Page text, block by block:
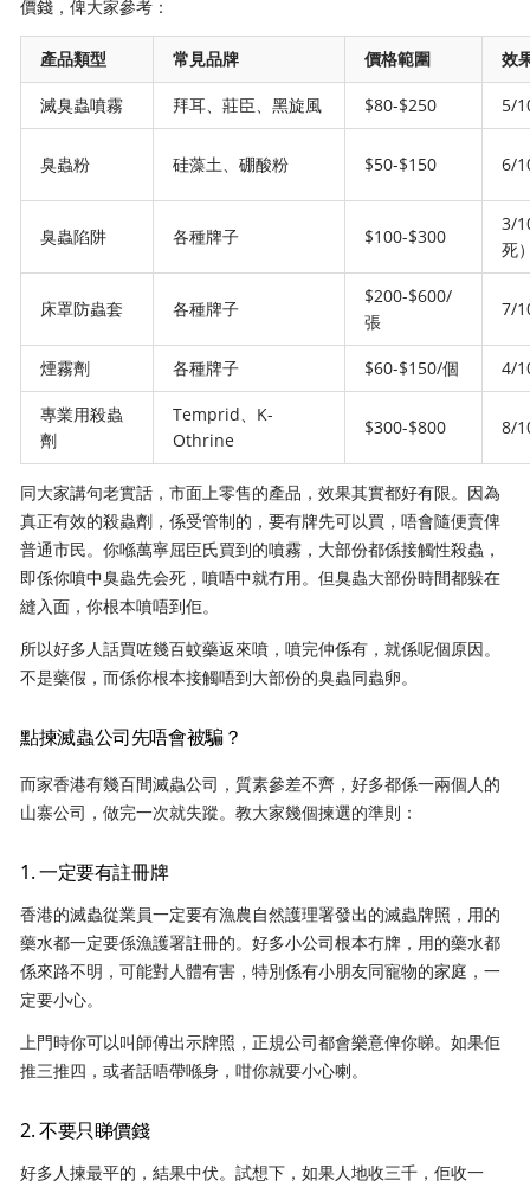
價錢，俾大家參考：
產品類型 常見品牌 價格範圍 效
滅臭蟲噴霧 拜耳、莊臣、黑旋風 $80-$250 5/
臭蟲粉 硅藻土、硼酸粉 $50-$150 6/
臭蟲陷阱 各種牌子 $100-$300
3/
死
床罩防蟲套 各種牌子
$200-$600/
張
7/
煙霧劑 各種牌子 $60-$150/個 4/
專業用殺蟲
劑
Temprid、K-
Othrine
$300-$800 8/
同大家講句老實話，市面上零售的產品，效果其實都好有限。因為
真正有效的殺蟲劑，係受管制的，要有牌先可以買，唔會隨便賣俾
普通市民。你喺萬寧屈臣氏買到的噴霧，大部份都係接觸性殺蟲，
即係你噴中臭蟲先会死，噴唔中就冇用。但臭蟲大部份時間都躲在
縫入面，你根本噴唔到佢。
所以好多人話買咗幾百蚊藥返來噴，噴完仲係有，就係呢個原因。
不是藥假，而係你根本接觸唔到大部份的臭蟲同蟲卵。
點揀滅蟲公司先唔會被騙？
而家香港有幾百間滅蟲公司，質素參差不齊，好多都係一兩個人的
山寨公司，做完一次就失蹤。教大家幾個揀選的準則：
1. 一定要有註冊牌
香港的滅蟲從業員一定要有漁農自然護理署發出的滅蟲牌照，用的
藥水都一定要係漁護署註冊的。好多小公司根本冇牌，用的藥水都
係來路不明，可能對人體有害，特別係有小朋友同寵物的家庭，一
定要小心。
上門時你可以叫師傅出示牌照，正規公司都會樂意俾你睇。如果佢
推三推四，或者話唔帶喺身，咁你就要小心喇。
2. 不要只睇價錢
好多人揀最平的，結果中伏。試想下，如果人地收三千，佢收一